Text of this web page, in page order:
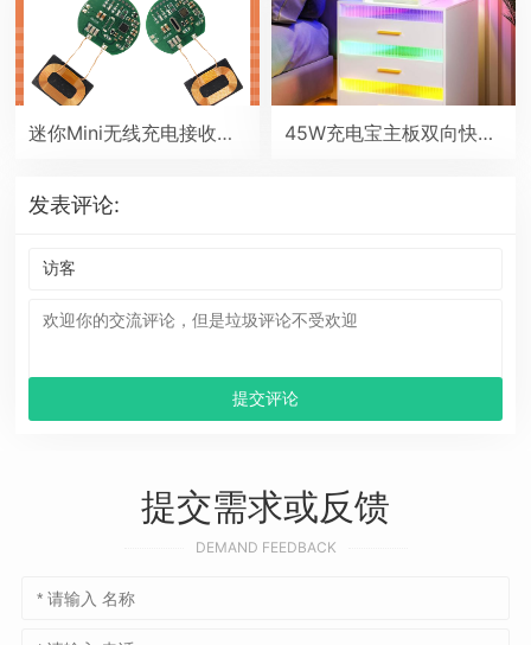
迷你Mini无线充电接收端贴片PCBA电路板type-C小线圈QI通用5V改装模块 45W充电宝主板双向快充移动电源模块2串6串锂电池保护主板PD/QC协议
发表评论:
提交需求或反馈
DEMAND FEEDBACK